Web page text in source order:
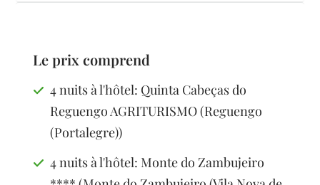
Le prix comprend
4 nuits à l'hôtel: Quinta Cabeças do
Reguengo AGRITURISMO (Reguengo
(Portalegre))
4 nuits à l'hôtel: Monte do Zambujeiro